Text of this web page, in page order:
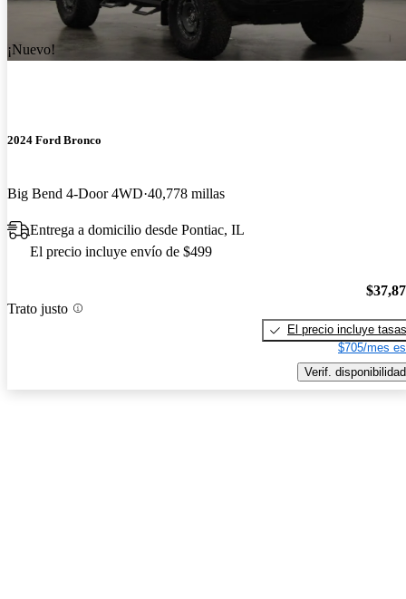
¡Nuevo!
2024 Ford Bronco
Big Bend 4-Door 4WD 40,778 millas
Entrega a domicilio desde Pontiac, IL
El precio incluye envío de $499
Trato justo
El precio incluye tasas
$705/mes
Verif. disponibilidad